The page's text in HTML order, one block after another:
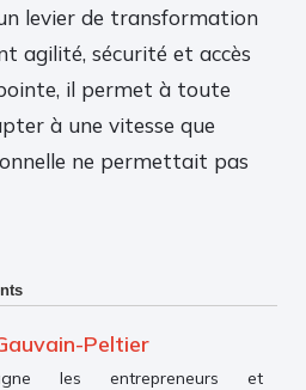
levier de transformation
agilité, sécurité et accès
il permet à toute
à une vitesse que
ne permettait pas
Peltier
les entrepreneurs et